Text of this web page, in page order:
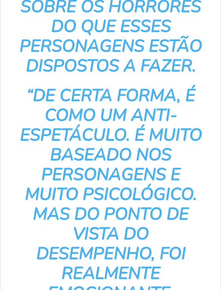
SOBRE OS HORRORES
DO QUE ESSES
PERSONAGENS ESTÃO
DISPOSTOS A FAZER.
“DE CERTA FORMA, É
COMO UM ANTI-
ESPETÁCULO. É MUITO
BASEADO NOS
PERSONAGENS E
MUITO PSICOLÓGICO.
MAS DO PONTO DE
VISTA DO
DESEMPENHO, FOI
REALMENTE